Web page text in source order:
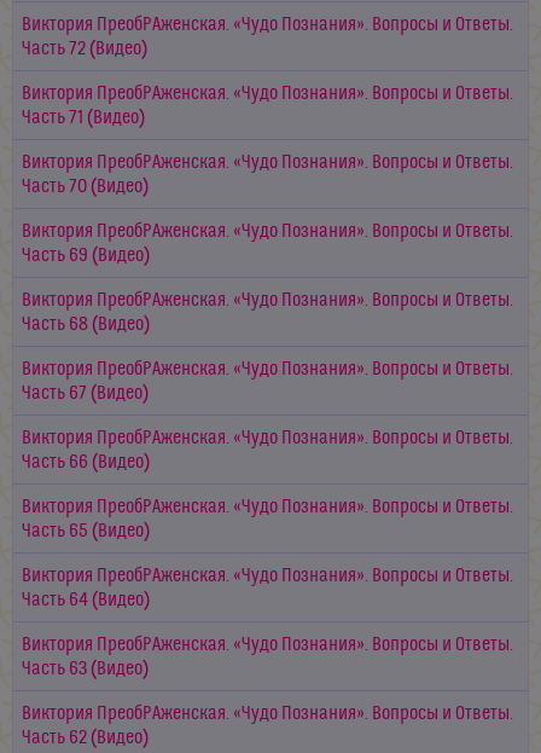
Виктория ПреобРАженская. «Чудо Познания». Вопросы и Ответы.
Часть 72 (Видео)
Виктория ПреобРАженская. «Чудо Познания». Вопросы и Ответы.
Часть 71 (Видео)
Виктория ПреобРАженская. «Чудо Познания». Вопросы и Ответы.
Часть 70 (Видео)
Виктория ПреобРАженская. «Чудо Познания». Вопросы и Ответы.
Часть 69 (Видео)
Виктория ПреобРАженская. «Чудо Познания». Вопросы и Ответы.
Часть 68 (Видео)
Виктория ПреобРАженская. «Чудо Познания». Вопросы и Ответы.
Часть 67 (Видео)
Виктория ПреобРАженская. «Чудо Познания». Вопросы и Ответы.
Часть 66 (Видео)
Виктория ПреобРАженская. «Чудо Познания». Вопросы и Ответы.
Часть 65 (Видео)
Виктория ПреобРАженская. «Чудо Познания». Вопросы и Ответы.
Часть 64 (Видео)
Виктория ПреобРАженская. «Чудо Познания». Вопросы и Ответы.
Часть 63 (Видео)
Виктория ПреобРАженская. «Чудо Познания». Вопросы и Ответы.
Часть 62 (Видео)